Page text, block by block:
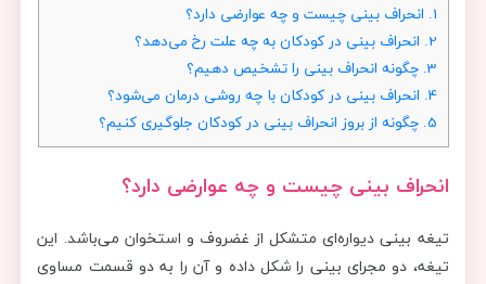
1. انحراف بینی چیست و چه عوارضی دارد؟
2. انحراف بینی در کودکان به چه علت رخ می‌دهد؟
3. چگونه انحراف بینی را تشخیص دهیم؟
4. انحراف بینی در کودکان با چه روشی درمان می‌شود؟
5. چگونه از بروز انحراف بینی در کودکان جلوگیری کنیم؟
انحراف بینی چیست و چه عوارضی دارد؟
تیغه بینی دیواره‌ای متشکل از غضروف و استخوان می‌باشد. این
تیغه، دو مجرای بینی را شکل داده و آن‌ را به دو قسمت مساوی